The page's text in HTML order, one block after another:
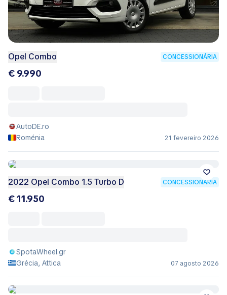
Opel Combo CONCESSIONÁRIA
€ 9.990
AutoDE.ro
Roménia
21 fevereiro 2026
2022 Opel Combo 1.5 Turbo D CONCESSIONÁRIA
€ 11.950
SpotaWheel.gr
Grécia, Attica
07 agosto 2026